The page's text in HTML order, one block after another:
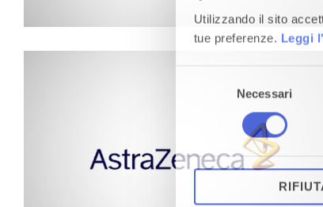
Utilizzando il sito
tue preferenze. Leggi
Necessari
GO TO JUPITER: E-LEARNING GAME FOR
Gamification e-learning